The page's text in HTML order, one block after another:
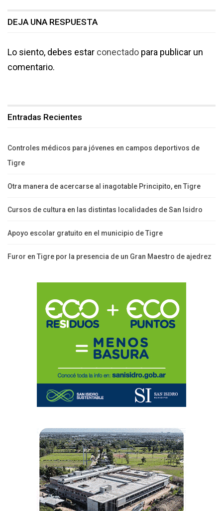
DEJA UNA RESPUESTA
Lo siento, debes estar conectado para publicar un
comentario.
Entradas Recientes
Controles médicos para jóvenes en campos deportivos de
Tigre
Otra manera de acercarse al inagotable Principito, en Tigre
Cursos de cultura en las distintas localidades de San Isidro
Apoyo escolar gratuito en el municipio de Tigre
Furor en Tigre por la presencia de un Gran Maestro de ajedrez